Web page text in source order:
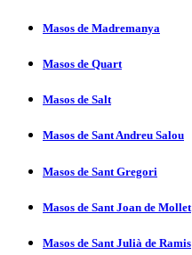
Masos de Madremanya
Masos de Quart
Masos de Salt
Masos de Sant Andreu Salou
Masos de Sant Gregori
Masos de Sant Joan de Mollet
Masos de Sant Julià de Ramis